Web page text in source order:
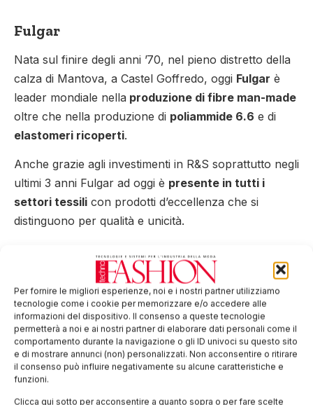
Per fornire le migliori esperienze, noi e i nostri partner utilizziamo
tecnologie come i cookie per memorizzare e/o accedere alle
informazioni del dispositivo. Il consenso a queste tecnologie
permetterà a noi e ai nostri partner di elaborare dati personali come il
comportamento durante la navigazione o gli ID univoci su questo sito
e di mostrare annunci (non) personalizzati. Non acconsentire o ritirare
il consenso può influire negativamente su alcune caratteristiche e
funzioni.
Clicca qui sotto per acconsentire a quanto sopra o per fare scelte
Fulgar
Nata sul finire degli anni ’70, nel pieno distretto della
calza di Mantova, a Castel Goffredo, oggi Fulgar è
leader mondiale nella produzione di fibre man-made
oltre che nella produzione di poliammide 6.6 e di
elastomeri ricoperti.
Anche grazie agli investimenti in R&S soprattutto negli
ultimi 3 anni Fulgar ad oggi è presente in tutti i
settori tessili con prodotti d’eccellenza che si
distinguono per qualità e unicità.
solo come frutto della progettazione, del design e
della struttura dei manufatti che tiene conto delle
prestazioni d’uso e del comfort richiesto dal
consumatore.
Permaggiori informazioni su Fulgarvisita ilsito web.
Tag: Fulgar